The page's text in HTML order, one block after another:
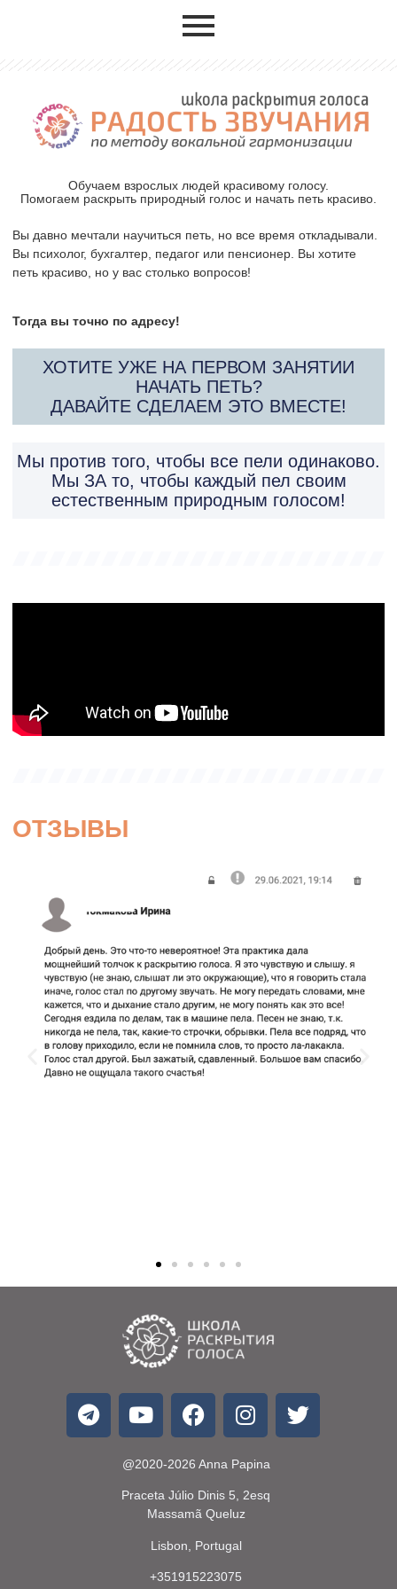
Обучаем взрослых людей красивому голосу.
Помогаем раскрыть природный голос и начать петь красиво.
Вы давно мечтали научиться петь, но все время откладывали.
Вы психолог, бухгалтер, педагог или пенсионер. Вы хотите
петь красиво, но у вас столько вопросов!
Тогда вы точно по адресу!
ХОТИТЕ УЖЕ НА ПЕРВОМ ЗАНЯТИИ
НАЧАТЬ ПЕТЬ?
ДАВАЙТЕ СДЕЛАЕМ ЭТО ВМЕСТЕ!
Мы против того, чтобы все пели одинаково.
Мы ЗА то, чтобы каждый пел своим
естественным природным голосом!
ОТЗЫВЫ
@2020-2026 Anna Papina
Praceta Júlio Dinis 5, 2esq
Massamã Queluz
Lisbon, Portugal
+351915223075